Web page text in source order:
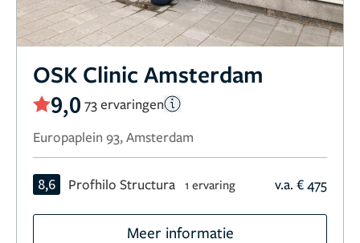
OSK Clinic Amsterdam
9,0 73 ervaringen
Europaplein 93, Amsterdam
8,6 Profhilo Structura 1 ervaring v.a. € 475
Meer informatie